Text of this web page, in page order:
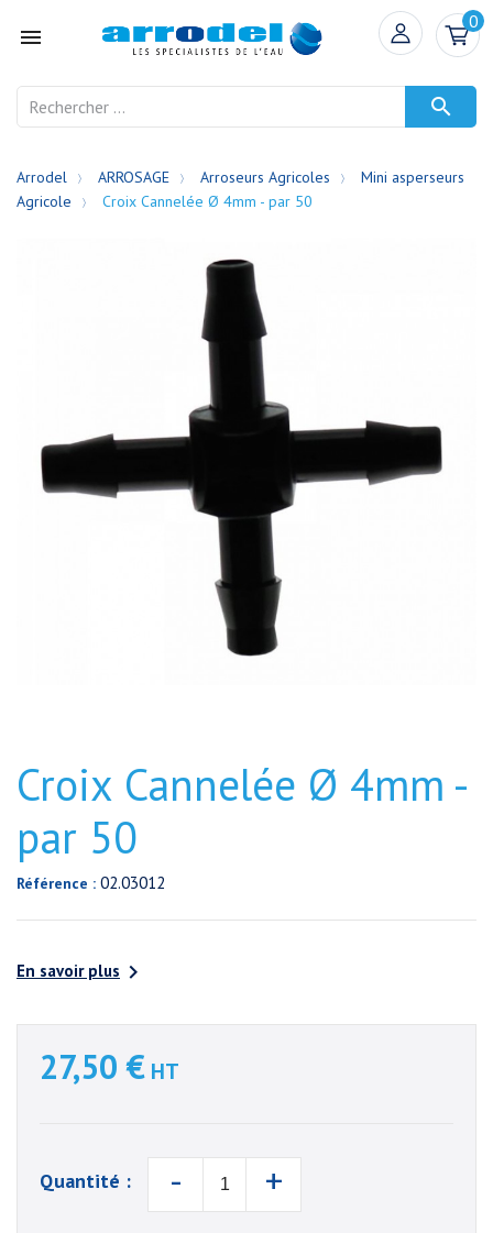

0

Arrodel ARROSAGE Arroseurs Agricoles
Mini asperseurs
Agricole
Croix Cannelée Ø 4mm - par 50
Croix Cannelée Ø 4mm -
par 50
Référence : 02.03012
En savoir plus 
27,50 € HT
Quantité : - +